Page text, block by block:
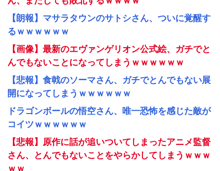
【朗報】マサラタウンのサトシさん、ついに覚醒す
るｗｗｗｗｗｗ
【画像】最新のエヴァンゲリオン公式絵、ガチでと
んでもないことになってしまうｗｗｗｗｗｗ
【悲報】食戟のソーマさん、ガチでとんでもない展
開になってしまうｗｗｗｗｗｗ
ドラゴンボールの悟空さん、唯一恐怖を感じた敵が
コイツｗｗｗｗｗｗ
【悲報】原作に話が追いついてしまったアニメ監督
さん、とんでもないことをやらかしてしまうｗｗｗ
ｗｗ